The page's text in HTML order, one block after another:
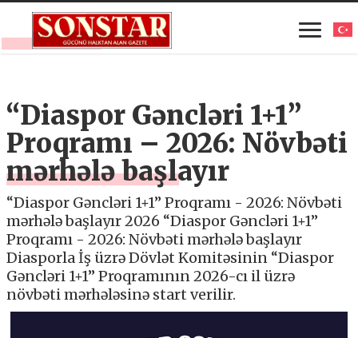
“Diaspor Gəncləri 1+1”
Proqramı – 2026: Növbəti
mərhələ başlayır
“Diaspor Gəncləri 1+1” Proqramı - 2026: Növbəti
mərhələ başlayır 2026 “Diaspor Gəncləri 1+1”
Proqramı - 2026: Növbəti mərhələ başlayır
Diasporla İş üzrə Dövlət Komitəsinin “Diaspor
Gəncləri 1+1” Proqramının 2026-cı il üzrə
növbəti mərhələsinə start verilir.